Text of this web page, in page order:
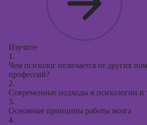
Изучите
1.
Чем психолог отличается от других
профессий?
2.
Современные подходы в психологии и
3.
Основные принципы работы мозга
4.